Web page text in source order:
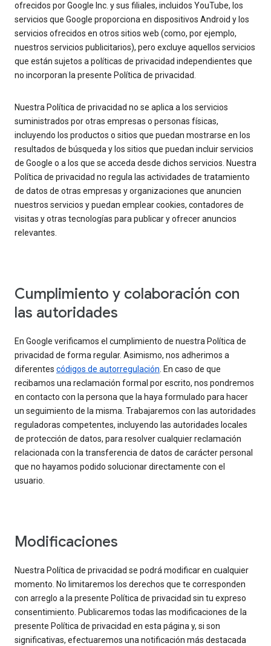
ofrecidos por Google Inc. y sus filiales, incluidos YouTube, los
servicios que Google proporciona en dispositivos Android y los
servicios ofrecidos en otros sitios web (como, por ejemplo,
nuestros servicios publicitarios), pero excluye aquellos servicios
que están sujetos a políticas de privacidad independientes que
no incorporan la presente Política de privacidad.
Nuestra Política de privacidad no se aplica a los servicios
suministrados por otras empresas o personas físicas,
incluyendo los productos o sitios que puedan mostrarse en los
resultados de búsqueda y los sitios que puedan incluir servicios
de Google o a los que se acceda desde dichos servicios. Nuestra
Política de privacidad no regula las actividades de tratamiento
de datos de otras empresas y organizaciones que anuncien
nuestros servicios y puedan emplear cookies, contadores de
visitas y otras tecnologías para publicar y ofrecer anuncios
relevantes.
Cumplimiento y colaboración con
las autoridades
En Google verificamos el cumplimiento de nuestra Política de
privacidad de forma regular. Asimismo, nos adherimos a
diferentes códigos de autorregulación. En caso de que
recibamos una reclamación formal por escrito, nos pondremos
en contacto con la persona que la haya formulado para hacer
un seguimiento de la misma. Trabajaremos con las autoridades
reguladoras competentes, incluyendo las autoridades locales
de protección de datos, para resolver cualquier reclamación
relacionada con la transferencia de datos de carácter personal
que no hayamos podido solucionar directamente con el
usuario.
Modificaciones
Nuestra Política de privacidad se podrá modificar en cualquier
momento. No limitaremos los derechos que te corresponden
con arreglo a la presente Política de privacidad sin tu expreso
consentimiento. Publicaremos todas las modificaciones de la
presente Política de privacidad en esta página y, si son
significativas, efectuaremos una notificación más destacada